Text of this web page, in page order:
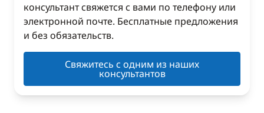
консультант свяжется с вами по телефону или
электронной почте. Бесплатные предложения
и без обязательств.
Свяжитесь с одним из наших
консультантов